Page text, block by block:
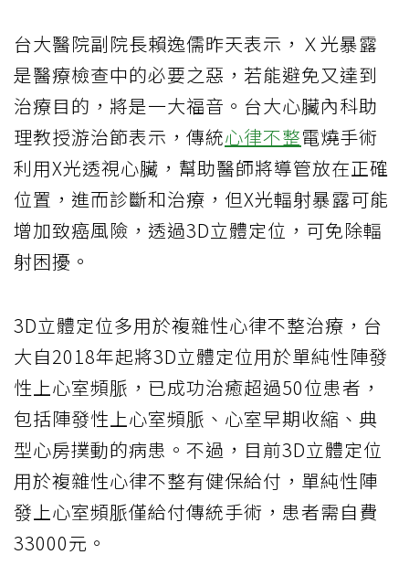
台大醫院副院長賴逸儒昨天表示，Ｘ光暴露
是醫療檢查中的必要之惡，若能避免又達到
治療目的，將是一大福音。台大心臟內科助
理教授游治節表示，傳統心律不整電燒手術
利用X光透視心臟，幫助醫師將導管放在正確
位置，進而診斷和治療，但X光輻射暴露可能
增加致癌風險，透過3D立體定位，可免除輻
射困擾。
3D立體定位多用於複雜性心律不整治療，台
大自2018年起將3D立體定位用於單純性陣發
性上心室頻脈，已成功治癒超過50位患者，
包括陣發性上心室頻脈、心室早期收縮、典
型心房撲動的病患。不過，目前3D立體定位
用於複雜性心律不整有健保給付，單純性陣
發上心室頻脈僅給付傳統手術，患者需自費
33000元。